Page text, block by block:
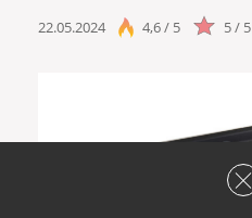
22.05.2024 4,6 / 5 5 / 5